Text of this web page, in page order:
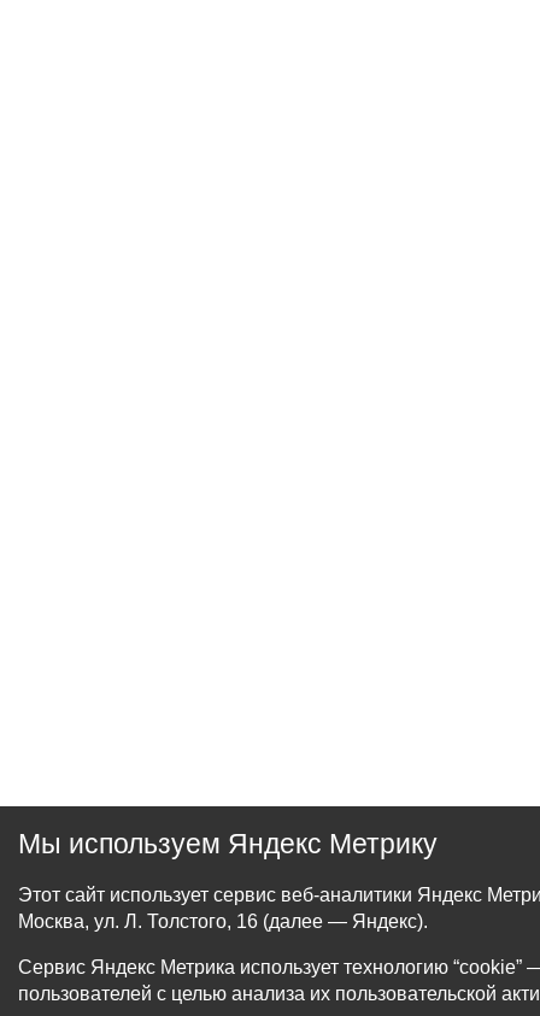
Мы используем Яндекс Метрику
Этот сайт использует сервис веб-аналитики Яндекс
Москва, ул. Л. Толстого, 16 (далее — Яндекс).
Сервис Яндекс Метрика использует технологию
пользователей с целью анализа их пользовательской